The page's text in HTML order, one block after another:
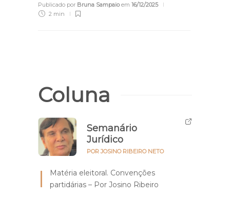
Publicado por Bruna Sampaioem 16/12/2025
2 min
Coluna
Semanário
Jurídico
POR JOSINO RIBEIRO NETO
Matéria eleitoral. Convenções
partidárias – Por Josino Ribeiro